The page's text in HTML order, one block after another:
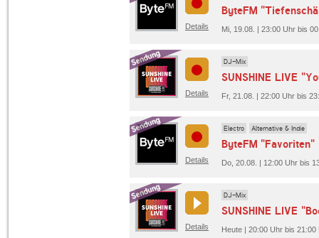
Details
ByteFM
Mi, 19.08. | 23:00 Uhr bis
Details
DJ-Mix
SUNSHINE LIVE
Fr, 21.08. | 22:00 Uhr bis
Details
Electro Alternative & Indie
ByteFM "Favoriten"
Do, 20.08. | 12:00 Uhr bis
Details
DJ-Mix
SUNSHINE LIVE
Heute | 20:00 Uhr bis